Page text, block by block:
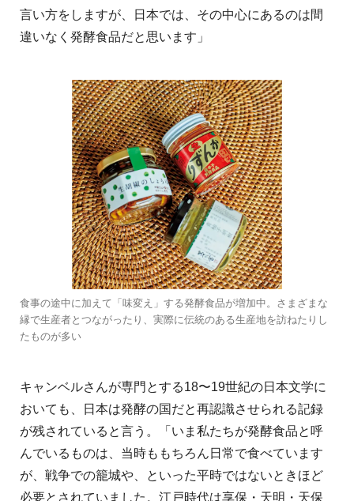
言い方をしますが、日本では、その中心にあるのは間
違いなく発酵食品だと思います」
食事の途中に加えて「味変え」する発酵食品が増加中。さまざまな
縁で生産者とつながったり、実際に伝統のある生産地を訪ねたりし
たものが多い
キャンベルさんが専門とする18〜19世紀の日本文学に
おいても、日本は発酵の国だと再認識させられる記録
が残されていると言う。「いま私たちが発酵食品と呼
んでいるものは、当時ももちろん日常で食べています
が、戦争での籠城や、といった平時ではないときほど
必要とされていました。江戸時代は享保・天明・天保